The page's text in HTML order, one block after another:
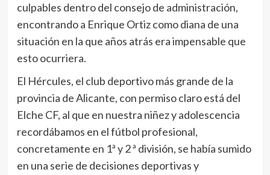
culpables dentro del consejo de administración,
encontrando a Enrique Ortiz como diana de una
situación en la que años atrás era impensable que
esto ocurriera.
El Hércules, el club deportivo más grande de la
provincia de Alicante, con permiso claro está del
Elche CF, al que en nuestra niñez y adolescencia
recordábamos en el fútbol profesional,
concretamente en 1ª y 2 ª división, se había sumido
en una serie de decisiones deportivas y